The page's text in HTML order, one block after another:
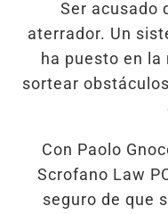
Ser acusado
aterrador. Un
ha puesto en
sortear
Con Paolo
Scrofano Law
seguro de que